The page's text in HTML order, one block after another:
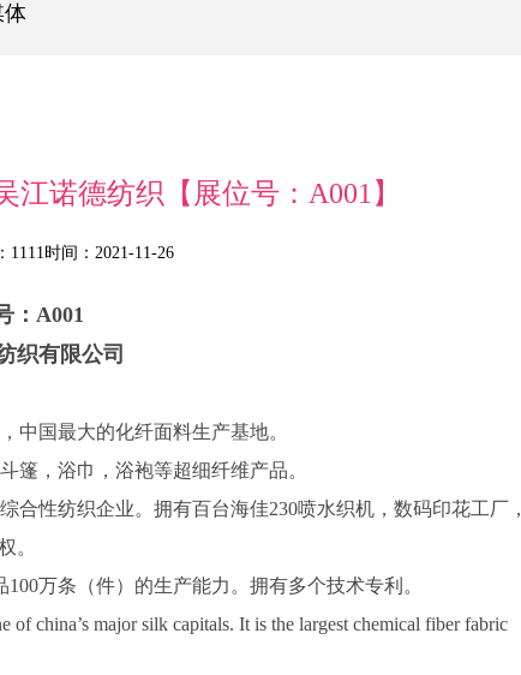
体
江诺德纺织【展位号：A001】
1111时间：2021-11-26
：A001
织有限公司
中国最大的化纤面料生产基地。
，浴巾，浴袍等超细纤维产品。
性纺织企业。拥有百台海佳230喷水织机，数码印花工厂，
。
万条（件）的生产能力。拥有多个技术专利。
china’s major silk capitals. It is the largest chemical fiber fabric